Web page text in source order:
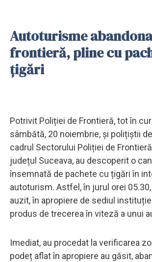
Autoturisme
frontieră, pline cu
țigări
Potrivit Poliției de Frontieră, tot în
sâmbătă, 20 noiembrie, și polițiștii
cadrul Sectorului Poliției de
județul Suceava, au descoperit o
însemnată de pachete cu țigări în
autoturism. Astfel, în jurul orei
auzit, în apropiere de sediul
produs de trecerea în viteză a unui
Imediat, au procedat la verificarea
podeț aflat în apropiere au găsit,